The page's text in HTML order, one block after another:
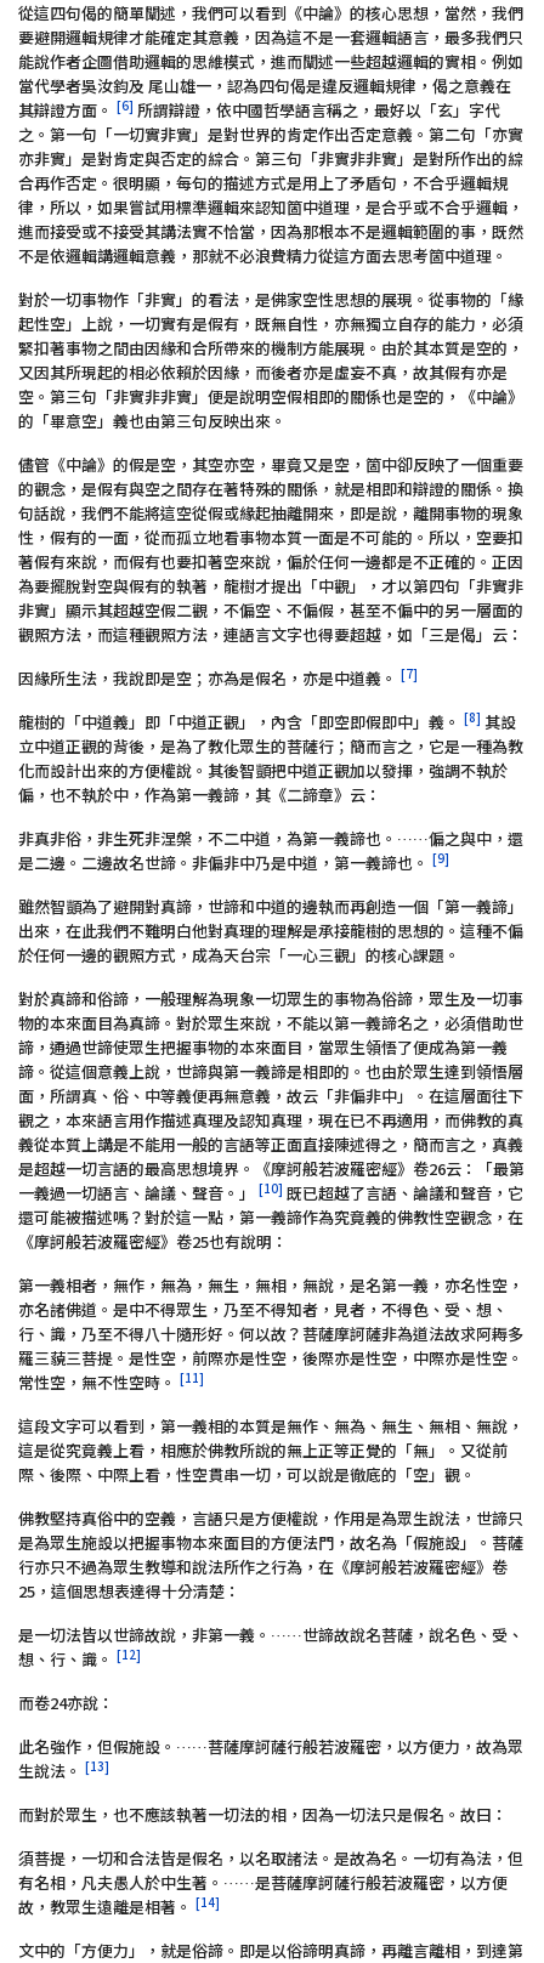
從這四句偈的簡單闡述，我們可以看到《中論》的核心思想，當然，我們
要避開邏輯規律才能確定其意義，因為這不是一套邏輯語言，最多我們只
能說作者企圖借助邏輯的思維模式，進而闡述一些超越邏輯的實相。例如
當代學者吳汝鈞及 尾山雄一，認為四句偈是違反邏輯規律，偈之意義在
其辯證方面。 [6] 所謂辯證，依中國哲學語言稱之，最好以「玄」字代
之。第一句「一切實非實」是對世界的肯定作出否定意義。第二句「亦實
亦非實」是對肯定與否定的綜合。第三句「非實非非實」是對所作出的綜
合再作否定。很明顯，每句的描述方式是用上了矛盾句，不合乎邏輯規
律，所以，如果嘗試用標準邏輯來認知箇中道理，是合乎或不合乎邏輯，
進而接受或不接受其講法實不恰當，因為那根本不是邏輯範圍的事，既然
不是依邏輯講邏輯意義，那就不必浪費精力從這方面去思考箇中道理。
對於一切事物作「非實」的看法，是佛家空性思想的展現。從事物的「緣
起性空」上說，一切實有是假有，既無自性，亦無獨立自存的能力，必須
緊扣著事物之間由因緣和合所帶來的機制方能展現。由於其本質是空的，
又因其所現起的相必依賴於因緣，而後者亦是虛妄不真，故其假有亦是
空。第三句「非實非非實」便是說明空假相即的關係也是空的，《中論》
的「畢意空」義也由第三句反映出來。
儘管《中論》的假是空，其空亦空，畢竟又是空，箇中卻反映了一個重要
的觀念，是假有與空之間存在著特殊的關係，就是相即和辯證的關係。換
句話說，我們不能將這空從假或緣起抽離開來，即是說，離開事物的現象
性，假有的一面，從而孤立地看事物本質一面是不可能的。所以，空要扣
著假有來說，而假有也要扣著空來說，偏於任何一邊都是不正確的。正因
為要擺脫對空與假有的執著，龍樹才提出「中觀」，才以第四句「非實非
非實」顯示其超越空假二觀，不偏空、不偏假，甚至不偏中的另一層面的
觀照方法，而這種觀照方法，連語言文字也得要超越，如「三是偈」云：
因緣所生法，我說即是空；亦為是假名，亦是中道義。 [7]
龍樹的「中道義」即「中道正觀」，內含「即空即假即中」義。 [8] 其設
立中道正觀的背後，是為了教化眾生的菩薩行；簡而言之，它是一種為教
化而設計出來的方便權說。其後智顗把中道正觀加以發揮，強調不執於
偏，也不執於中，作為第一義諦，其《二諦章》云：
非真非俗，非生死非涅槃，不二中道，為第一義諦也。……偏之與中，還
是二邊。二邊故名世諦。非偏非中乃是中道，第一義諦也。 [9]
雖然智顗為了避開對真諦，世諦和中道的邊執而再創造一個「第一義諦」
出來，在此我們不難明白他對真理的理解是承接龍樹的思想的。這種不偏
於任何一邊的觀照方式，成為天台宗「一心三觀」的核心課題。
對於真諦和俗諦，一般理解為現象一切眾生的事物為俗諦，眾生及一切事
物的本來面目為真諦。對於眾生來說，不能以第一義諦名之，必須借助世
諦，通過世諦使眾生把握事物的本來面目，當眾生領悟了便成為第一義
諦。從這個意義上說，世諦與第一義諦是相即的。也由於眾生達到領悟層
面，所謂真、俗、中等義便再無意義，故云「非偏非中」。在這層面往下
觀之，本來語言用作描述真理及認知真理，現在已不再適用，而佛教的真
義從本質上講是不能用一般的言語等正面直接陳述得之，簡而言之，真義
是超越一切言語的最高思想境界。《摩訶般若波羅密經》卷26云：「最第
一義過一切語言、論議、聲音。」
[10] 既已超越了言語、論議和聲音，它
還可能被描述嗎？對於這一點，第一義諦作為究竟義的佛教性空觀念，在
《摩訶般若波羅密經》卷25也有說明：
第一義相者，無作，無為，無生，無相，無說，是名第一義，亦名性空，
亦名諸佛道。是中不得眾生，乃至不得知者，見者，不得色、受、想、
行、識，乃至不得八十隨形好。何以故？菩薩摩訶薩非為道法故求阿耨多
羅三藐三菩提。是性空，前際亦是性空，後際亦是性空，中際亦是性空。
常性空，無不性空時。 [11]
這段文字可以看到，第一義相的本質是無作、無為、無生、無相、無說，
這是從究竟義上看，相應於佛教所說的無上正等正覺的「無」。又從前
際、後際、中際上看，性空貫串一切，可以說是徹底的「空」觀。
佛教堅持真俗中的空義，言語只是方便權說，作用是為眾生說法，世諦只
是為眾生施設以把握事物本來面目的方便法門，故名為「假施設」。菩薩
行亦只不過為眾生教導和說法所作之行為，在《摩訶般若波羅密經》卷
25，這個思想表達得十分清楚：
是一切法皆以世諦故說，非第一義。……世諦故說名菩薩，說名色、受、
想、行、識。 [12]
而卷24亦說：
此名強作，但假施設。……菩薩摩訶薩行般若波羅密，以方便力，故為眾
生說法。 [13]
而對於眾生，也不應該執著一切法的相，因為一切法只是假名。故曰：
須菩提，一切和合法皆是假名，以名取諸法。是故為名。一切有為法，但
有名相，凡夫愚人於中生著。……是菩薩摩訶薩行般若波羅密，以方便
故，教眾生遠離是相著。 [14]
文中的「方便力」，就是俗諦。即是以俗諦明真諦，再離言離相，到達第